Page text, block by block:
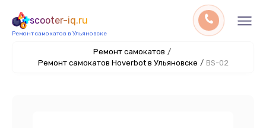
scooter-iq.ru
Ремонт самокатов в Ульяновске
Ремонт самокатов /
Ремонт самокатов Hoverbot в Ульяновске / BS-02